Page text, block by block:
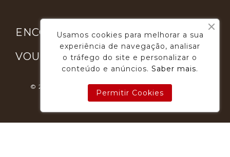
ENCONTRE-NOS 
VOUGA GOURMET
© 2026 - Desenvolvimento E Suporte: Webfeel.pt
Usamos cookies para melhorar a sua
experiência de navegação, analisar
o tráfego do site e personalizar o
conteúdo e anúncios. Saber mais.
Permitir Cookies